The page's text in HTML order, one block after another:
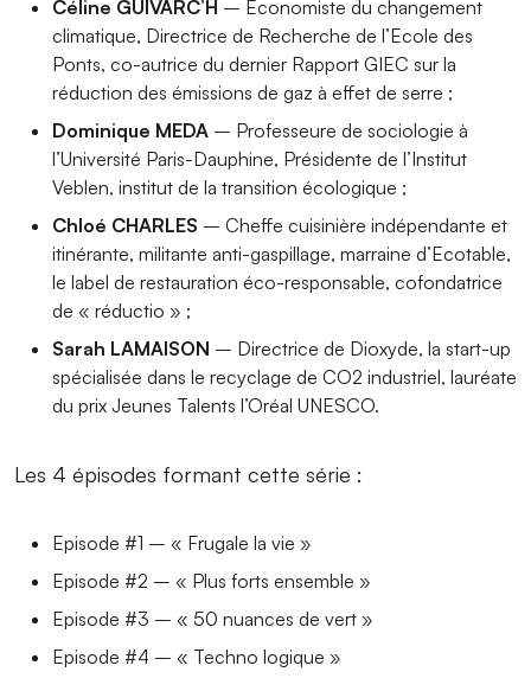
Céline GUIVARC’H – Economiste du changement
climatique, Directrice de Recherche de l’Ecole des
Ponts, co-autrice du dernier Rapport GIEC sur la
réduction des émissions de gaz à effet de serre ;
Dominique MEDA – Professeure de sociologie à
l’Université Paris-Dauphine, Présidente de l’Institut
Veblen, institut de la transition écologique ;
Chloé CHARLES – Cheffe cuisinière indépendante et
itinérante, militante anti-gaspillage, marraine d’Ecotable,
le label de restauration éco-responsable, cofondatrice
de « réductio » ;
Sarah LAMAISON – Directrice de Dioxyde, la start-up
spécialisée dans le recyclage de CO2 industriel, lauréate
du prix Jeunes Talents l’Oréal UNESCO.
Les 4 épisodes formant cette série :
Episode #1 – « Frugale la vie »
Episode #2 – « Plus forts ensemble »
Episode #3 – « 50 nuances de vert »
Episode #4 – « Techno logique »